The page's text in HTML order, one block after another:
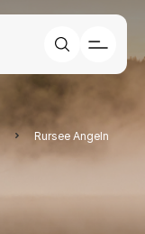
Rursee Angeln